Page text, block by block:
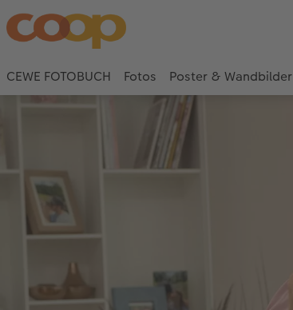
CEWE FOTOBUCH Fotos Poster & Wandbilder